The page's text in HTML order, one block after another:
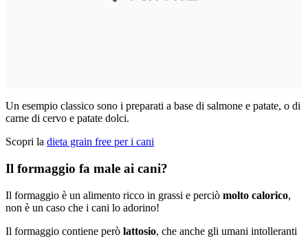
Un esempio classico sono i preparati a base di salmone e patate, o di
carne di cervo e patate dolci.
Scopri la dieta grain free per i cani
Il formaggio fa male ai cani?
Il formaggio è un alimento ricco in grassi e perciò molto calorico,
non è un caso che i cani lo adorino!
Il formaggio contiene però lattosio, che anche gli umani intolleranti